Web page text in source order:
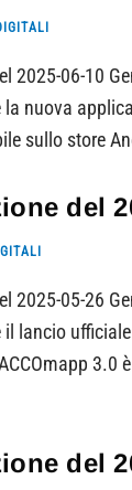
2025-06-10
nuova
sullo store
del
2025-05-26
lancio
3.0
del